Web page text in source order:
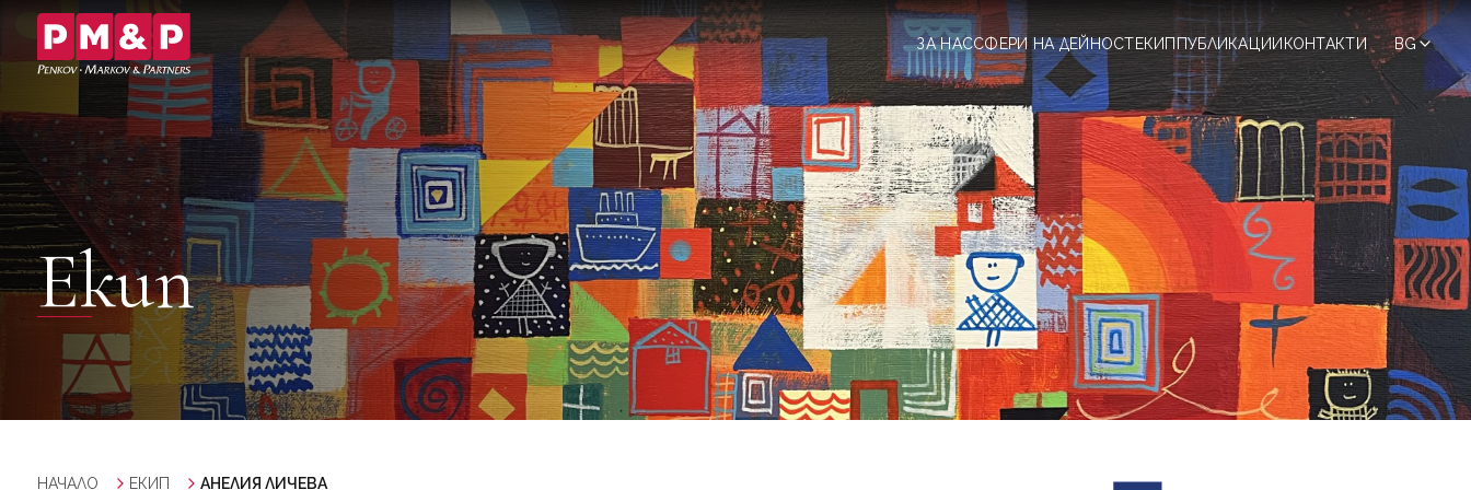
ЗА НАССФЕРИ НА ДЕЙНОСТЕКИППУБЛИКАЦИИ КОНТАКТИ BG
Екип
НАЧАЛО ЕКИП АНЕЛИЯ ЛИЧЕВА